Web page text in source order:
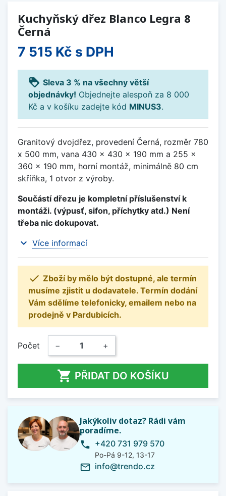
Kuchyňský dřez Blanco Legra 8
Černá
7 515 Kč s DPH
loyalty Sleva 3 % na všechny větší
objednávky! Objednejte alespoň za 8 000
Kč a v košíku zadejte kód MINUS3.
Granitový dvojdřez, provedení Černá, rozměr 780
x 500 mm, vana 430 x 430 x 190 mm a 255 x
360 x 190 mm, horní montáž, minimálně 80 cm
skříňka, 1 otvor z výroby.
Součástí dřezu je kompletní příslušenství k
montáži. (výpusť, sifon, příchytky atd.) Není
třeba nic dokupovat.
expand_more Více informací
 Zboží by mělo být dostupné, ale termín
musíme zjistit u dodavatele. Termín dodání
Vám sdělíme telefonicky, emailem nebo na
prodejně v Pardubicích.
Počet − +
 PŘIDAT DO KOŠÍKU
Jakýkoliv dotaz? Rádi vám
poradíme.
phone +420 731 979 570
Po-Pá 9-12, 13-17
mail_outline info@trendo.cz